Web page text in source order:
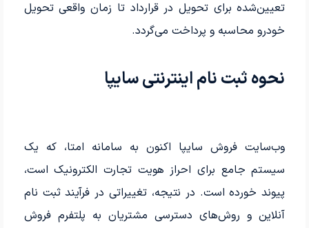
تعیین‌شده برای تحویل در قرارداد تا زمان واقعی تحویل
خودرو محاسبه و پرداخت می‌گردد.
نحوه ثبت نام اینترنتی سایپا
وب‌سایت فروش سایپا اکنون به سامانه امتا، که یک
سیستم جامع برای احراز هویت تجارت الکترونیک است،
پیوند خورده است. در نتیجه، تغییراتی در فرآیند ثبت نام
آنلاین و روش‌های دسترسی مشتریان به پلتفرم فروش